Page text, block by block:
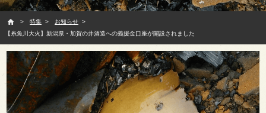
特集
お知らせ
【糸魚川大火】新潟県・加賀の井酒造への義援金口座が開設されました